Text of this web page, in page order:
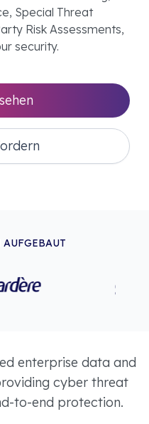
Special Threat
Risk Assessments,
security.
enterprise data and
cyber threat
to-end protection.